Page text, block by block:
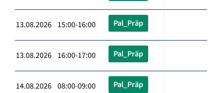
13.08.2026 15:00-16:00 Pal_Präp
13.08.2026 16:00-17:00 Pal_Präp
14.08.2026 08:00-09:00 Pal_Präp